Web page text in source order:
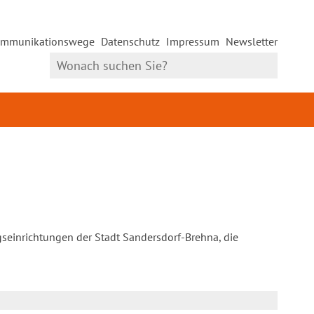
Datenschutz Impressum Newsletter
der Stadt Sandersdorf-Brehna, die